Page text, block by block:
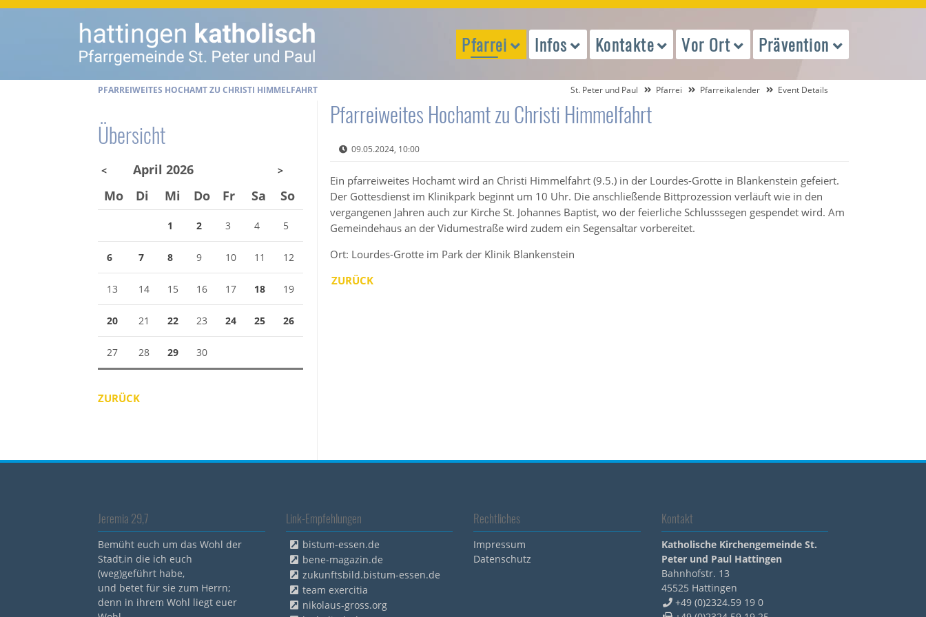
Pfarrei Infos Kontakte Vor Ort Prävention
PFARREIWEITES HOCHAMT ZU CHRISTI HIMMELFAHRT St. Peter und Paul Pfarrei Pfarreikalender Event Details
Pfarreiweites Hochamt zu Christi Himmelfahrt
09.05.2024, 10:00
Ein pfarreiweites Hochamt wird an Christi Himmelfahrt (9.5.) in der Lourdes-Grotte in Blankenstein gefeiert.
Der Gottesdienst im Klinikpark beginnt um 10 Uhr. Die anschließende Bittprozession verläuft wie in den
vergangenen Jahren auch zur Kirche St. Johannes Baptist, wo der feierliche Schlusssegen gespendet wird. Am
Gemeindehaus an der Vidumestraße wird zudem ein Segensaltar vorbereitet.
Ort: Lourdes-Grotte im Park der Klinik Blankenstein
ZURÜCK
Übersicht
< April 2026 >
Mo Di Mi Do Fr Sa So
1 2 3 4 5
6 7 8 9 10 11 12
13 14 15 16 17 18 19
20 21 22 23 24 25 26
27 28 29 30
ZURÜCK
Jeremia 29,7
Bemüht euch um das Wohl der
Stadt,in die ich euch
(weg)geführt habe,
und betet für sie zum Herrn;
denn in ihrem Wohl liegt euer
Link-Empfehlungen
bistum-essen.de
bene-magazin.de
zukunftsbild.bistum-essen.de
team exercitia
nikolaus-gross.org
Rechtliches
Impressum
Datenschutz
Kontakt
Katholische Kirchengemeinde St.
Peter und Paul Hattingen
Bahnhofstr. 13
45525 Hattingen
+49 (0)2324.59 19 0